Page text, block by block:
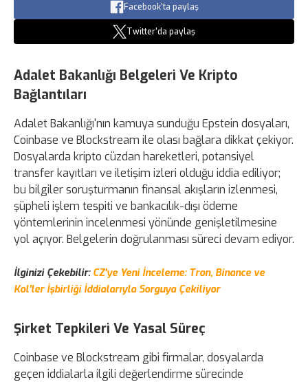
Facebook'ta paylaş
Twitter'da paylaş
Adalet Bakanlığı Belgeleri Ve Kripto
Bağlantıları
Adalet Bakanlığı'nın kamuya sunduğu Epstein dosyaları,
Coinbase ve Blockstream ile olası bağlara dikkat çekiyor.
Dosyalarda kripto cüzdan hareketleri, potansiyel
transfer kayıtları ve iletişim izleri olduğu iddia ediliyor;
bu bilgiler soruşturmanın finansal akışların izlenmesi,
şüpheli işlem tespiti ve bankacılık-dışı ödeme
yöntemlerinin incelenmesi yönünde genişletilmesine
yol açıyor. Belgelerin doğrulanması süreci devam ediyor.
İlginizi Çekebilir: CZ'ye Yeni İnceleme: Tron, Binance ve
Kol'ler İşbirliği İddialarıyla Sorguya Çekiliyor
Şirket Tepkileri Ve Yasal Süreç
Coinbase ve Blockstream gibi firmalar, dosyalarda
geçen iddialarla ilgili değerlendirme sürecinde